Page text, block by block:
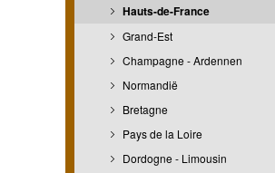
Hauts-de-France
Grand-Est
Champagne - Ardennen
Normandië
Bretagne
Pays de la Loire
Dordogne - Limousin